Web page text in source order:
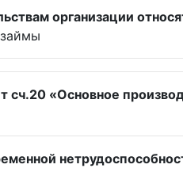
организации
сч.20 «Основное